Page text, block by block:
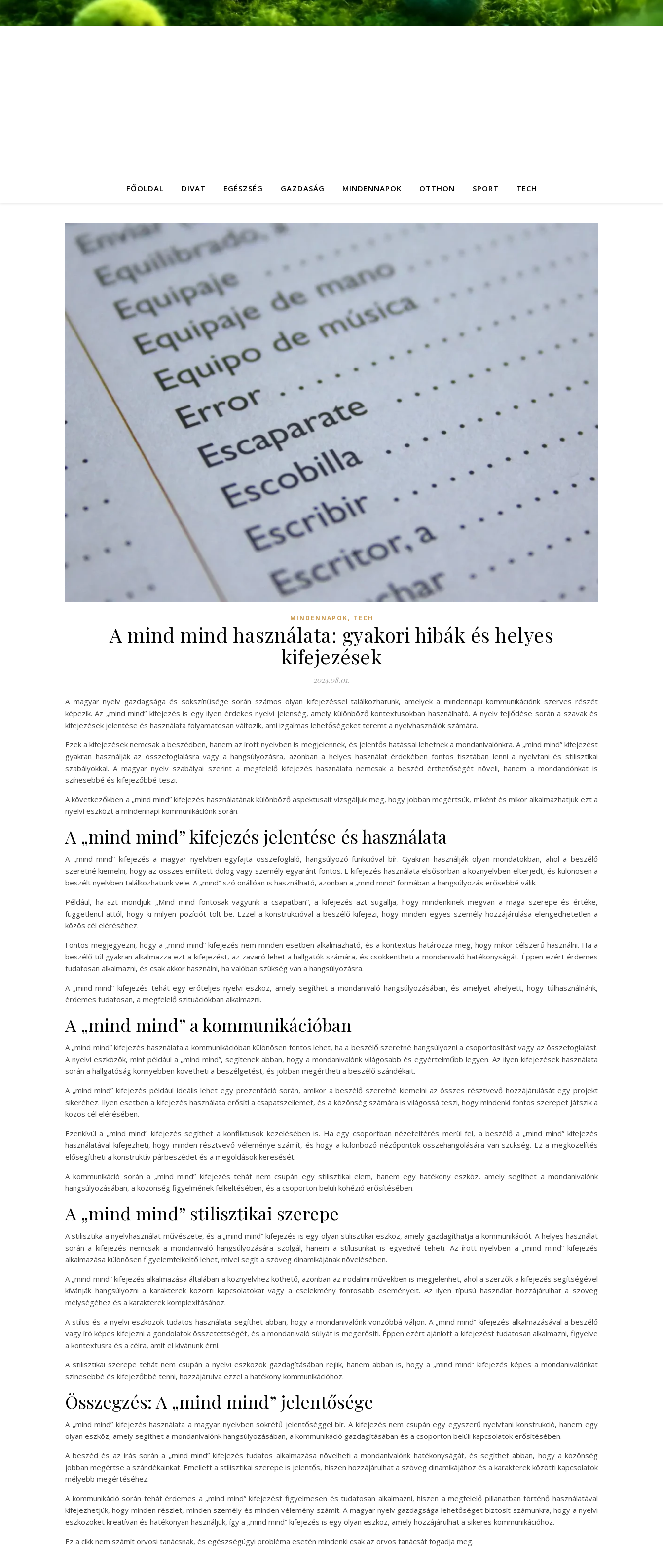
FŐOLDAL DIVAT EGÉSZSÉG GAZDASÁG MINDENNAPOK OTTHON SPORT TECH
MINDENNAPOK, TECH
A mind mind használata: gyakori hibák és helyes
kifejezések
2024.08.01.
A magyar nyelv gazdagsága és sokszínűsége során számos olyan kifejezéssel találkozhatunk, amelyek a mindennapi kommunikációnk szerves részét
képezik. Az „mind mind” kifejezés is egy ilyen érdekes nyelvi jelenség, amely különböző kontextusokban használható. A nyelv fejlődése során a szavak és
kifejezések jelentése és használata folyamatosan változik, ami izgalmas lehetőségeket teremt a nyelvhasználók számára.
Ezek a kifejezések nemcsak a beszédben, hanem az írott nyelvben is megjelennek, és jelentős hatással lehetnek a mondanivalónkra. A „mind mind” kifejezést
gyakran használják az összefoglalásra vagy a hangsúlyozásra, azonban a helyes használat érdekében fontos tisztában lenni a nyelvtani és stilisztikai
szabályokkal. A magyar nyelv szabályai szerint a megfelelő kifejezés használata nemcsak a beszéd érthetőségét növeli, hanem a mondandónkat is
színesebbé és kifejezőbbé teszi.
A következőkben a „mind mind” kifejezés használatának különböző aspektusait vizsgáljuk meg, hogy jobban megértsük, miként és mikor alkalmazhatjuk ezt a
nyelvi eszközt a mindennapi kommunikációnk során.
A „mind mind” kifejezés jelentése és használata
A „mind mind” kifejezés a magyar nyelvben egyfajta összefoglaló, hangsúlyozó funkcióval bír. Gyakran használják olyan mondatokban, ahol a beszélő
szeretné kiemelni, hogy az összes említett dolog vagy személy egyaránt fontos. E kifejezés használata elsősorban a köznyelvben elterjedt, és különösen a
beszélt nyelvben találkozhatunk vele. A „mind” szó önállóan is használható, azonban a „mind mind” formában a hangsúlyozás erősebbé válik.
Például, ha azt mondjuk: „Mind mind fontosak vagyunk a csapatban”, a kifejezés azt sugallja, hogy mindenkinek megvan a maga szerepe és értéke,
függetlenül attól, hogy ki milyen pozíciót tölt be. Ezzel a konstrukcióval a beszélő kifejezi, hogy minden egyes személy hozzájárulása elengedhetetlen a
közös cél eléréséhez.
Fontos megjegyezni, hogy a „mind mind” kifejezés nem minden esetben alkalmazható, és a kontextus határozza meg, hogy mikor célszerű használni. Ha a
beszélő túl gyakran alkalmazza ezt a kifejezést, az zavaró lehet a hallgatók számára, és csökkentheti a mondanivaló hatékonyságát. Éppen ezért érdemes
tudatosan alkalmazni, és csak akkor használni, ha valóban szükség van a hangsúlyozásra.
A „mind mind” kifejezés tehát egy erőteljes nyelvi eszköz, amely segíthet a mondanivaló hangsúlyozásában, és amelyet ahelyett, hogy túlhasználnánk,
érdemes tudatosan, a megfelelő szituációkban alkalmazni.
A „mind mind” a kommunikációban
A „mind mind” kifejezés használata a kommunikációban különösen fontos lehet, ha a beszélő szeretné hangsúlyozni a csoportosítást vagy az összefoglalást.
A nyelvi eszközök, mint például a „mind mind”, segítenek abban, hogy a mondanivalónk világosabb és egyértelműbb legyen. Az ilyen kifejezések használata
során a hallgatóság könnyebben követheti a beszélgetést, és jobban megértheti a beszélő szándékait.
A „mind mind” kifejezés például ideális lehet egy prezentáció során, amikor a beszélő szeretné kiemelni az összes résztvevő hozzájárulását egy projekt
sikeréhez. Ilyen esetben a kifejezés használata erősíti a csapatszellemet, és a közönség számára is világossá teszi, hogy mindenki fontos szerepet játszik a
közös cél elérésében.
Ezenkívül a „mind mind” kifejezés segíthet a konfliktusok kezelésében is. Ha egy csoportban nézeteltérés merül fel, a beszélő a „mind mind” kifejezés
használatával kifejezheti, hogy minden résztvevő véleménye számít, és hogy a különböző nézőpontok összehangolására van szükség. Ez a megközelítés
elősegítheti a konstruktív párbeszédet és a megoldások keresését.
A kommunikáció során a „mind mind” kifejezés tehát nem csupán egy stilisztikai elem, hanem egy hatékony eszköz, amely segíthet a mondanivalónk
hangsúlyozásában, a közönség figyelmének felkeltésében, és a csoporton belüli kohézió erősítésében.
A „mind mind” stilisztikai szerepe
A stilisztika a nyelvhasználat művészete, és a „mind mind” kifejezés is egy olyan stilisztikai eszköz, amely gazdagíthatja a kommunikációt. A helyes használat
során a kifejezés nemcsak a mondanivaló hangsúlyozására szolgál, hanem a stílusunkat is egyedivé teheti. Az írott nyelvben a „mind mind” kifejezés
alkalmazása különösen figyelemfelkeltő lehet, mivel segít a szöveg dinamikájának növelésében.
A „mind mind” kifejezés alkalmazása általában a köznyelvhez köthető, azonban az irodalmi művekben is megjelenhet, ahol a szerzők a kifejezés segítségével
kívánják hangsúlyozni a karakterek közötti kapcsolatokat vagy a cselekmény fontosabb eseményeit. Az ilyen típusú használat hozzájárulhat a szöveg
mélységéhez és a karakterek komplexitásához.
A stílus és a nyelvi eszközök tudatos használata segíthet abban, hogy a mondanivalónk vonzóbbá váljon. A „mind mind” kifejezés alkalmazásával a beszélő
vagy író képes kifejezni a gondolatok összetettségét, és a mondanivaló súlyát is megerősíti. Éppen ezért ajánlott a kifejezést tudatosan alkalmazni, figyelve
a kontextusra és a célra, amit el kívánunk érni.
A stilisztikai szerepe tehát nem csupán a nyelvi eszközök gazdagításában rejlik, hanem abban is, hogy a „mind mind” kifejezés képes a mondanivalónkat
színesebbé és kifejezőbbé tenni, hozzájárulva ezzel a hatékony kommunikációhoz.
Összegzés: A „mind mind” jelentősége
A „mind mind” kifejezés használata a magyar nyelvben sokrétű jelentőséggel bír. A kifejezés nem csupán egy egyszerű nyelvtani konstrukció, hanem egy
olyan eszköz, amely segíthet a mondanivalónk hangsúlyozásában, a kommunikáció gazdagításában és a csoporton belüli kapcsolatok erősítésében.
A beszéd és az írás során a „mind mind” kifejezés tudatos alkalmazása növelheti a mondanivalónk hatékonyságát, és segíthet abban, hogy a közönség
jobban megértse a szándékainkat. Emellett a stilisztikai szerepe is jelentős, hiszen hozzájárulhat a szöveg dinamikájához és a karakterek közötti kapcsolatok
mélyebb megértéséhez.
A kommunikáció során tehát érdemes a „mind mind” kifejezést figyelmesen és tudatosan alkalmazni, hiszen a megfelelő pillanatban történő használatával
kifejezhetjük, hogy minden részlet, minden személy és minden vélemény számít. A magyar nyelv gazdagsága lehetőséget biztosít számunkra, hogy a nyelvi
eszközöket kreatívan és hatékonyan használjuk, így a „mind mind” kifejezés is egy olyan eszköz, amely hozzájárulhat a sikeres kommunikációhoz.
Ez a cikk nem számít orvosi tanácsnak, és egészségügyi probléma esetén mindenki csak az orvos tanácsát fogadja meg.